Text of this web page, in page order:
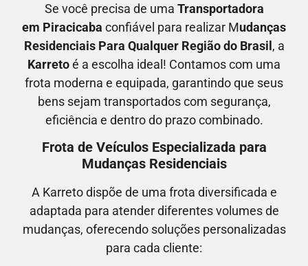
Se você precisa de uma Transportadora
em Piracicaba confiável para realizar Mudanças
Residenciais Para Qualquer Região do Brasil , a
Karretoé a escolha ideal! Contamos com uma
frota moderna e equipada, garantindo que seus
bens sejam transportados com segurança,
eficiência e dentro do prazo combinado.
Frota de Veículos Especializada para
Mudanças Residenciais
A Karreto dispõe de uma frota diversificada e
adaptada para atender diferentes volumes de
mudanças, oferecendo soluções personalizadas
para cada cliente: